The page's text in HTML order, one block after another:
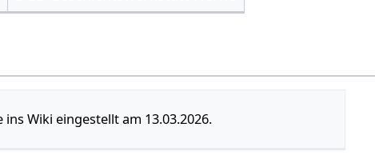
ins Wiki eingestellt am 13.03.2026.